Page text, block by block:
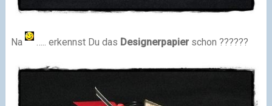
Na ….. erkennst Du das Designerpapier schon ??????